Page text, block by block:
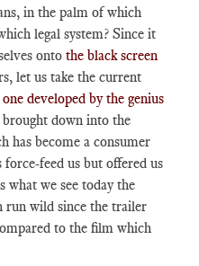
in the palm of which
legal system? Since it
onto the black screen
let us take the current
developed by the genius
down into the
has become a consumer
feed us but offered us
we see today the
run wild since the trailer
to the film which